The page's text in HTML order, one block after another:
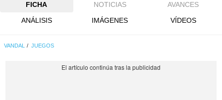
FICHA NOTICIAS
AVANCES
ANÁLISIS
IMÁGENES VÍDEOS
VANDAL JUEGOS